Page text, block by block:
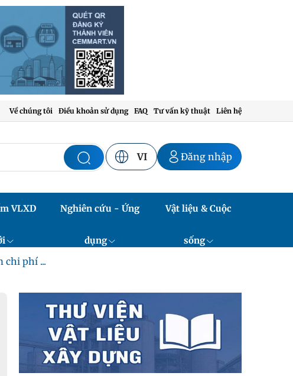
Về chúng tôi Điều khoản sử dụng FAQ Tư vấn kỹ thuật Liên hệ
VI Đăng nhập
VLXD Nghiên cứu - Ứng
dụng
Vật liệu & Cuộc
sống
chi phí ...